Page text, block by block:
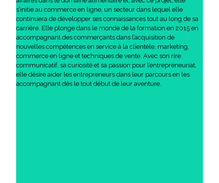
s’initie au commerce en ligne, un secteur dans lequel elle
continuera de développer ses connaissances tout au long de sa
carrière. Elle plonge dans le monde de la formation en 2015 en
accompagnant des commerçants dans l’acquisition de
nouvelles compétences en service à la clientèle, marketing,
commerce en ligne et techniques de vente. Avec son rire
communicatif, sa curiosité et sa passion pour l’entrepreneuriat,
elle désire aider les entrepreneurs dans leur parcours en les
accompagnant dès le tout début de leur aventure.